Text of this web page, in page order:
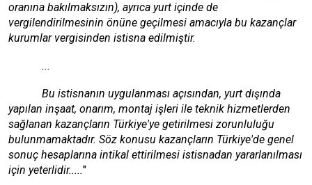
oranına bakılmaksızın), ayrıca yurt içinde de
vergilendirilmesinin önüne geçilmesi amacıyla bu kazançlar
kurumlar vergisinden istisna edilmiştir.
...
Bu istisnanın uygulanması açısından, yurt dışında
yapılan inşaat, onarım, montaj işleri ile teknik hizmetlerden
sağlanan kazançların Türkiye'ye getirilmesi zorunluluğu
bulunmamaktadır. Söz konusu kazançların Türkiye'de genel
sonuç hesaplarına intikal ettirilmesi istisnadan yararlanılması
için yeterlidir....."